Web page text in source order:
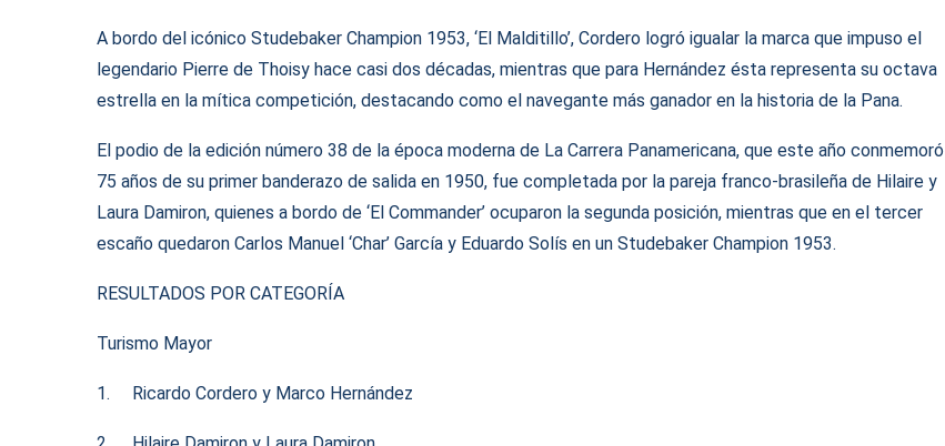
A bordo del icónico Studebaker Champion 1953, ‘El Malditillo’, Cordero logró igualar la marca que impuso el
legendario Pierre de Thoisy hace casi dos décadas, mientras que para Hernández ésta representa su octava
estrella en la mítica competición, destacando como el navegante más ganador en la historia de la Pana.
El podio de la edición número 38 de la época moderna de La Carrera Panamericana, que este año conmemoró
75 años de su primer banderazo de salida en 1950, fue completada por la pareja franco-brasileña de Hilaire y
Laura Damiron, quienes a bordo de ‘El Commander’ ocuparon la segunda posición, mientras que en el tercer
escaño quedaron Carlos Manuel ‘Char’ García y Eduardo Solís en un Studebaker Champion 1953.
RESULTADOS POR CATEGORÍA
Turismo Mayor
1. Ricardo Cordero y Marco Hernández